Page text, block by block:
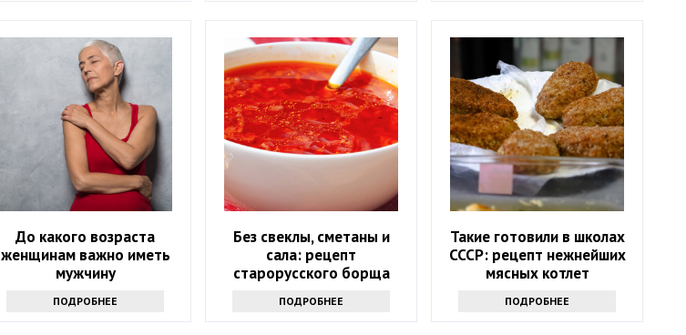
До какого возраста
женщинам важно иметь
мужчину
ПОДРОБНЕЕ
Без свеклы, сметаны и
сала: рецепт
старорусского борща
равнодушным
ПОДРОБНЕЕ
Такие готовили в школах
СССР: рецепт нежнейших
мясных котлет
ПОДРОБНЕЕ